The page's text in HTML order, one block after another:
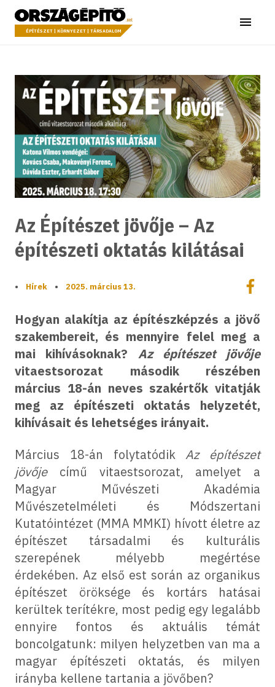
a tartalomhoz
Országépítő
ÉPÍTÉSZET | KÖRNYEZET | TÁRSADALOM Menü
Az Építészet jövője – Az
építészeti oktatás kilátásai
• Hírek • 2025. március 13.
Hogyan alakítja az építészképzés a jövő
szakembereit, és mennyire felel meg a
mai kihívásoknak? Az építészet jövője
vitaestsorozat második részében
március 18-án neves szakértők vitatják
meg az építészeti oktatás helyzetét,
kihívásait és lehetséges irányait.
Március 18-án folytatódikAz építészet
jövőjecímű vitaestsorozat, amelyet a
Magyar Művészeti Akadémia
Művészetelméleti és Módszertani
Kutatóintézet (MMA MMKI) hívott életre az
építészet társadalmi és kulturális
szerepének mélyebb megértése
érdekében. Az első est során az organikus
építészet öröksége és kortárs hatásai
kerültek terítékre, most pedig egy legalább
ennyire fontos és aktuális témát
boncolgatunk: milyen helyzetben van ma a
magyar építészeti oktatás, és milyen
irányba kellene tartania a jövőben?